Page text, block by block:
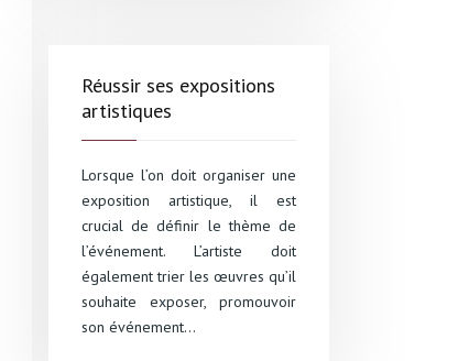
Réussir ses expositions
artistiques
Lorsque l’on doit organiser une
exposition artistique, il est
crucial de définir le thème de
l’événement. L’artiste doit
également trier les œuvres qu’il
souhaite exposer, promouvoir
son événement…